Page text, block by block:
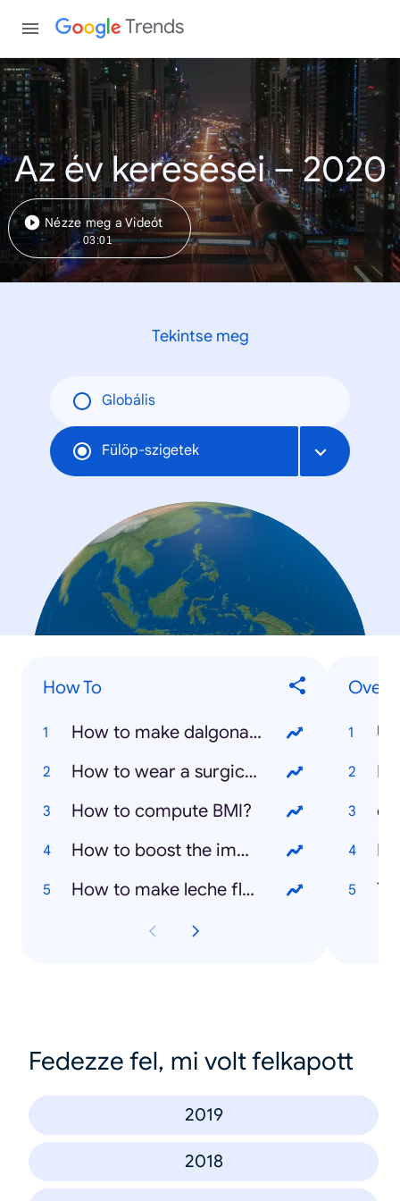
Trends
Az év keresései – 2020
Nézze meg a Videót
03:01
Tekintse meg
Globális
Fülöp-szigetek
How To
How to make dalgona coffee?
How to wear a surgical mask?
How to compute BMI?
How to boost the immune system?
How to make leche flan?
Fedezze fel, mi volt felkapott
2019
2018